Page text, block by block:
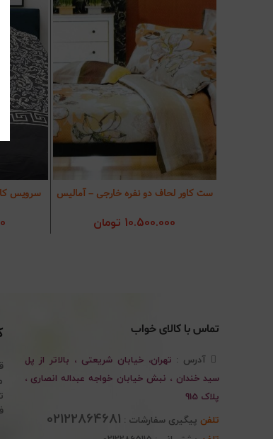
افزودن به سبد خرید
ست کاور لحاف دو نفره خارجی – آمالیس
10.500.000 تومان
سرویس
تماس با کالای خواب
آدرس : تهران، خیابان شریعتی ، بالاتر از پل
سید خندان ، نبش خیابان خواجه عبداله انصاری ،
پلاک 915
تلفن پیگیری سفارشات : 02122864681